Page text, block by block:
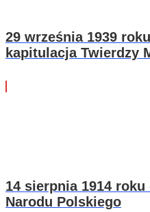
29 września 1939
kapitulacja Twierdzy
14 sierpnia 1914
Narodu Polskiego